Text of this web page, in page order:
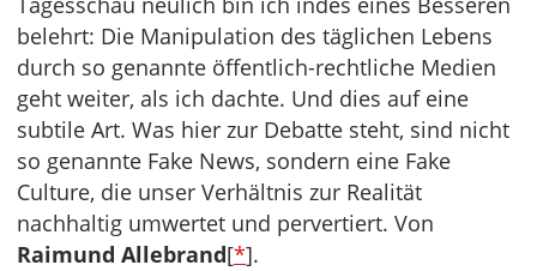
belehrt: Die Manipulation des täglichen Lebens
durch so genannte öffentlich-rechtliche Medien
geht weiter, als ich dachte. Und dies auf eine
subtile Art. Was hier zur Debatte steht, sind nicht
so genannte Fake News, sondern eine Fake
Culture, die unser Verhältnis zur Realität
nachhaltig umwertet und pervertiert. Von
Raimund Allebrand[*].